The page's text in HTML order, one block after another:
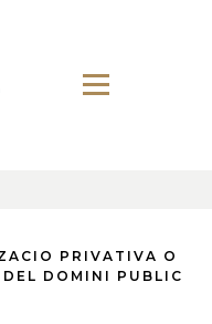
PRIVATIVA O
DOMINI PUBLIC